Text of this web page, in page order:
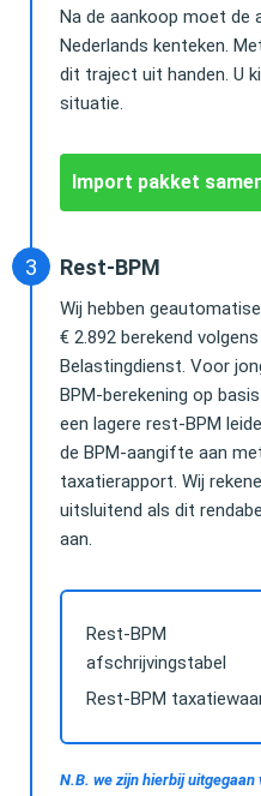
Na de aankoop moet de
Nederlands kenteken.
dit traject uit handen. U
situatie.
Import pakket
Rest-BPM
Wij hebben
€ 2.892 berekend
Belastingdienst. Voor
BPM-berekening op
een lagere rest-BPM
de BPM-aangifte aan
taxatierapport. Wij
uitsluitend als dit
aan.
Rest-BPM
afschrijvingstabel
Rest-BPM
N.B. we zijn hierbij uitgegaan